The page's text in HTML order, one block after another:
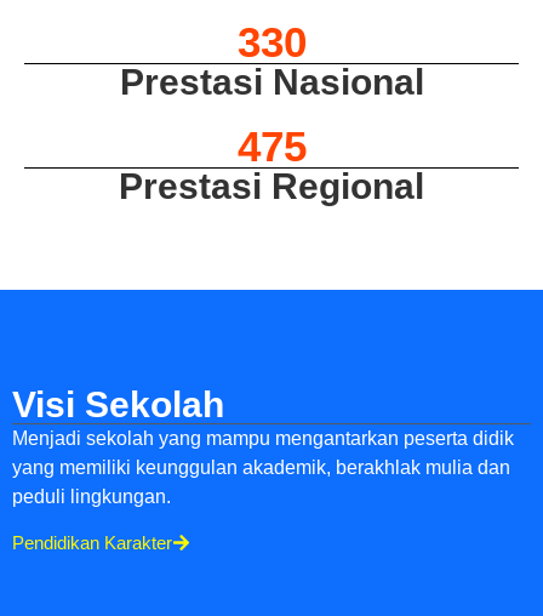
330
Prestasi Nasional
475
Prestasi Regional
Visi Sekolah
Menjadi sekolah yang mampu mengantarkan peserta didik
yang memiliki keunggulan akademik, berakhlak mulia dan
peduli lingkungan.
Pendidikan Karakter